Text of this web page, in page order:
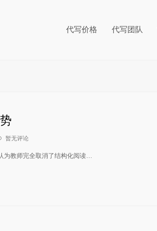
代写价格 代写团队
暂无评论
为教师完全取消了结构化阅读…